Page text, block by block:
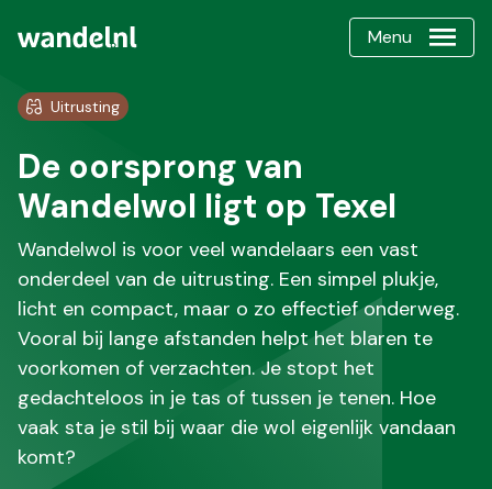
Menu
Uitrusting
De oorsprong van
Wandelwol ligt op Texel
Wandelwol is voor veel wandelaars een vast
onderdeel van de uitrusting. Een simpel plukje,
licht en compact, maar o zo effectief onderweg.
Vooral bij lange afstanden helpt het blaren te
voorkomen of verzachten. Je stopt het
gedachteloos in je tas of tussen je tenen. Hoe
vaak sta je stil bij waar die wol eigenlijk vandaan
komt?